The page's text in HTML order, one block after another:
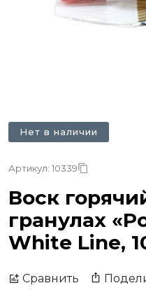
Нет в наличии
Артикул: 10339
Воск
гранулах
White Line,
Сравнить